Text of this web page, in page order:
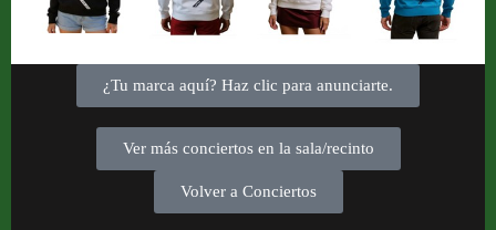
¿Tu marca aquí? Haz clic para anunciarte.
Ver más conciertos en la sala/recinto
Volver a Conciertos